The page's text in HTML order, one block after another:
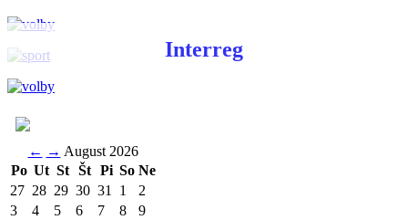
Interreg
← → August 2026
Po Ut St Št Pi So Ne
27 28 29 30 31 1
2
3
4 5 6 7 8
9